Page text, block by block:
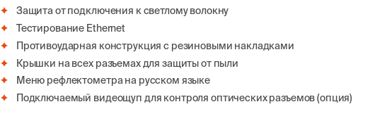
Защита от подключения к светлому волокну
Тестирование Ethernet
Противоударная конструкция с резиновыми накладками
Крышки на всех разъемах для защиты от пыли
Меню рефлектометра на русском языке
Подключаемый видеощуп для контроля оптических разъемов (опция)